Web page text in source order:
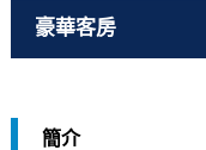
豪華客房
簡介